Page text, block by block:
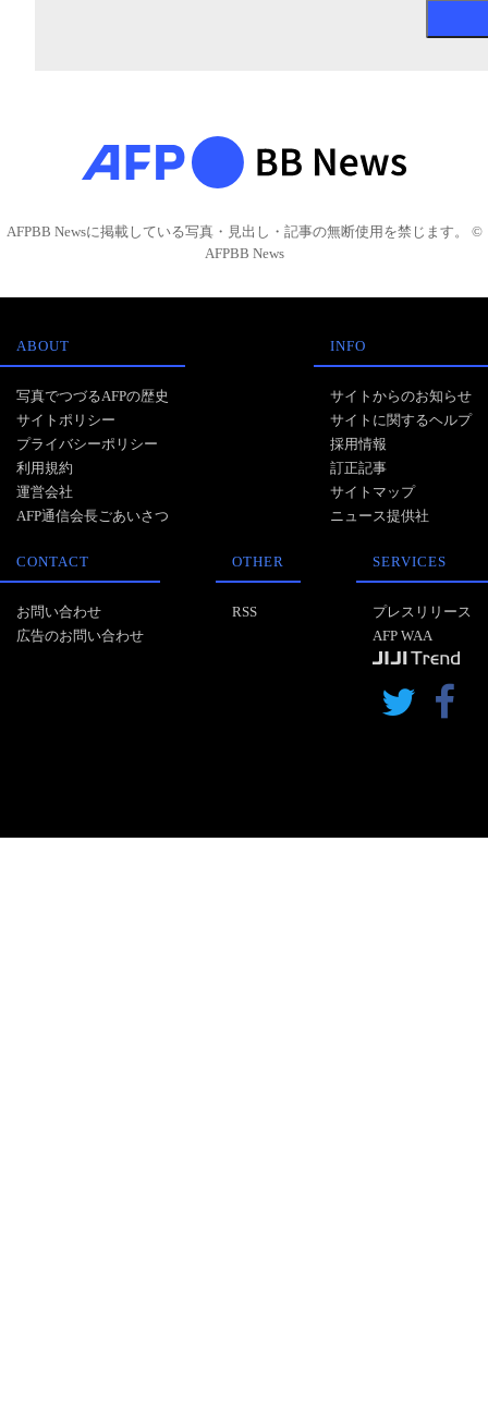
AFPBB Newsに掲載している写真・見出し・記事の無断使用を禁じます。 ©
AFPBB News
ABOUT
写真でつづるAFPの歴史
サイトポリシー
プライバシーポリシー
利用規約
運営会社
AFP通信会長ごあいさつ
INFO
サイトからのお知らせ
サイトに関するヘルプ
採用情報
訂正記事
サイトマップ
ニュース提供社
CONTACT
お問い合わせ
広告のお問い合わせ
OTHER
RSS
SERVICES
プレスリリース
AFP WAA